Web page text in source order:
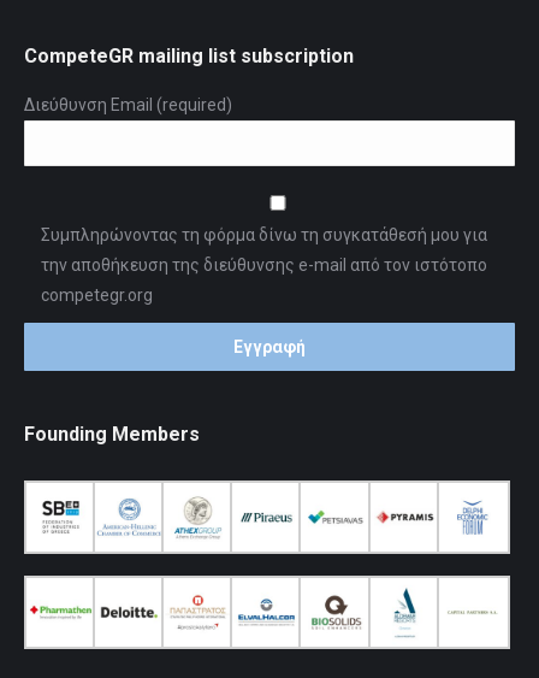
CompeteGR mailing list subscription
Διεύθυνση Email (required)
Συμπληρώνοντας τη φόρμα δίνω τη συγκατάθεσή μου για
την αποθήκευση της διεύθυνσης e-mail από τον ιστότοπο
competegr.org
Founding Members